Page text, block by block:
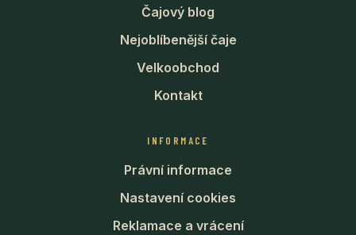
Čajový blog
Nejoblíbenější čaje
Velkoobchod
Kontakt
INFORMACE
Právní informace
Nastavení cookies
Reklamace a vrácení